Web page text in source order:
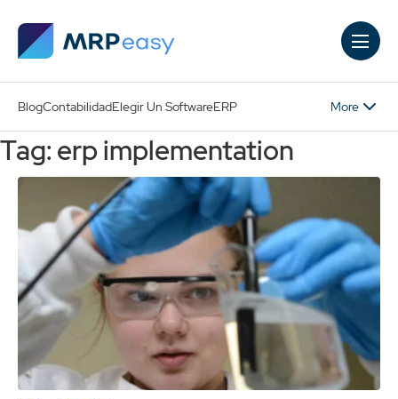
BlogContabilidadElegir Un SoftwareERP More
Tag: erp implementation